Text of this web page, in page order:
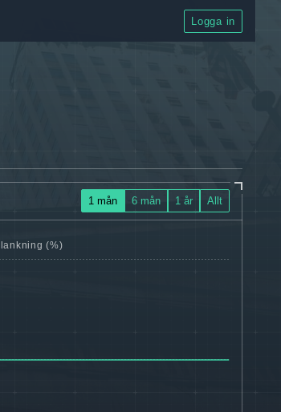
Logga in
1 mån 6 mån 1 år Allt